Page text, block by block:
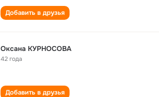
Добавить в друзья
Оксана КУРНОСОВА
42 года
Добавить в друзья